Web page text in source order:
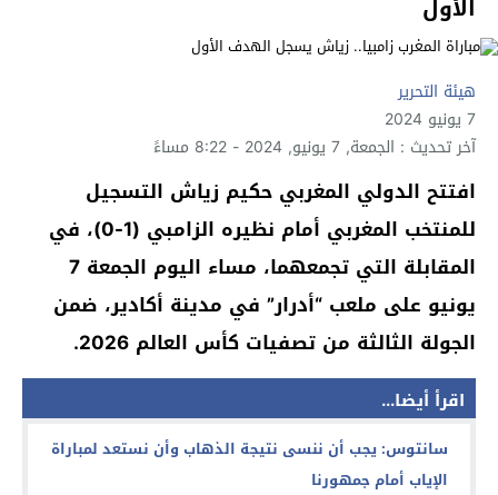
الأول
هيئة التحرير
7 يونيو 2024
آخر تحديث : الجمعة, 7 يونيو, 2024 - 8:22 مساءً
افتتح الدولي المغربي حكيم زياش التسجيل
للمنتخب المغربي أمام نظيره الزامبي (1-0)، في
المقابلة التي تجمعهما، مساء اليوم الجمعة 7
يونيو على ملعب “أدرار” في مدينة أكادير، ضمن
الجولة الثالثة من تصفيات كأس العالم 2026.
اقرأ أيضا...
سانتوس: يجب أن ننسى نتيجة الذهاب وأن نستعد لمباراة
الإياب أمام جمهورنا